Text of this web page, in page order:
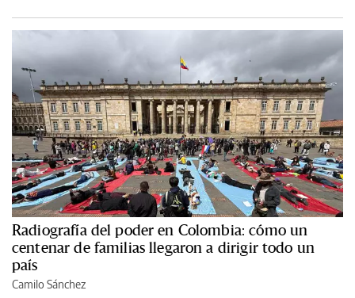
Radiografía del poder en Colombia: cómo un
centenar de familias llegaron a dirigir todo un
país
Camilo Sánchez